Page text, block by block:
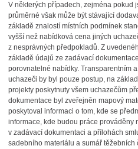
V některých případech, zejména pokud
průměrné však může být stávající
základě znalostí místních podmínek
vyšší než nabídková cena jiných
z nesprávných předpokladů. Z
základě údajů ze zadávací
porovnatelné nabídky. Transparentním
uchazeči by byl pouze postup, na
projekty poskytnuty všem uchazečům
dokumentace byl zveřejněn mapový
poskytoval informaci o tom, kde se
informace, kde budou práce prováděny
v zadávací dokumentaci a přílohách
sadebního materiálu a sumář